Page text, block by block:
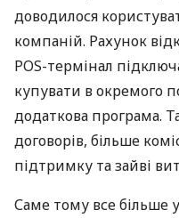
доводилося
компаній. Рахунок
POS-термінал
купувати в окремого
додаткова програма.
договорів, більше
підтримку та зайві
Саме тому все більше